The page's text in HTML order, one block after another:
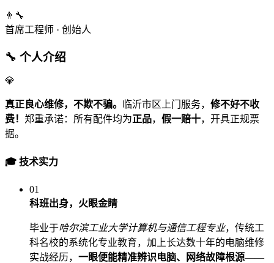
👨‍🔧
首席工程师 · 创始人
🔧 个人介绍
💎
真正良心维修，不欺不骗。 临沂市区上门服务， 修不好不收
费！ 郑重承诺：所有配件均为正品， 假一赔十，开具正规票
据。
🎓 技术实力
01
科班出身，火眼金睛
毕业于哈尔滨工业大学计算机与通信工程专业，传统工
科名校的系统化专业教育，加上长达数十年的电脑维修
实战经历， 一眼便能精准辨识电脑、网络故障根源——